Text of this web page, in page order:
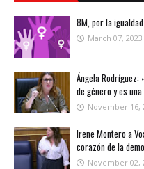
8M, por la
March 07, 2023
Ángela
de género y es
November 16,
Irene Montero a
corazón de la
November 02,